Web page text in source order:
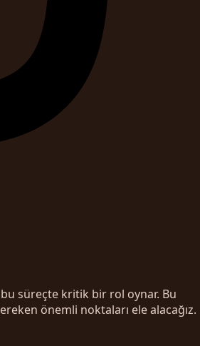
süreçte kritik bir rol oynar. Bu
önemli noktaları ele alacağız.